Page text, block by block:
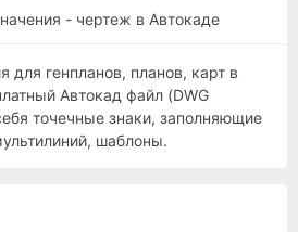
- чертеж в Автокаде
для генпланов, планов, карт в
Автокад файл (DWG
точечные знаки, заполняющие
шаблоны.